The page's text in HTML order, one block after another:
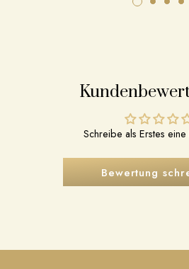
Schreibe als Erstes eine
Bewertung